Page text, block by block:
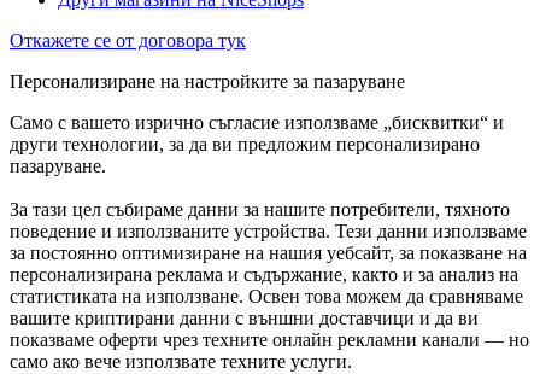
Откажете се от договора тук
Персонализиране на настройките за пазаруване
Само с вашето изрично съгласие използваме „бисквитки“ и
други технологии, за да ви предложим персонализирано
пазаруване.
За тази цел събираме данни за нашите потребители, тяхното
поведение и използваните устройства. Тези данни използваме
за постоянно оптимизиране на нашия уебсайт, за показване на
персонализирана реклама и съдържание, както и за анализ на
статистиката на използване. Освен това можем да сравняваме
вашите криптирани данни с външни доставчици и да ви
показваме оферти чрез техните онлайн рекламни канали — но
само ако вече използвате техните услуги.